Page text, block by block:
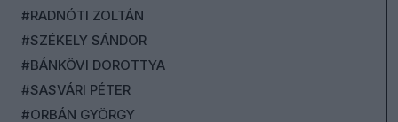
#RADNÓTI ZOLTÁN
#SZÉKELY SÁNDOR
#BÁNKÖVI DOROTTYA
#SASVÁRI PÉTER
#ORBÁN GYÖRGY